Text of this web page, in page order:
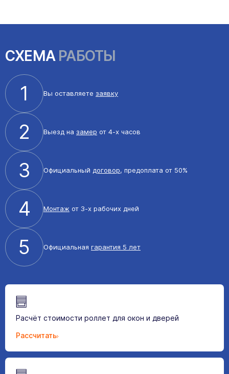
СХЕМА РАБОТЫ
1 Вы оставляете заявку
2 Выезд на замер от 4-х часов
3 Официальный договор, предоплата от 50%
4 Монтаж от 3-х рабочих дней
5 Официальная гарантия 5 лет
Расчёт стоимости роллет для окон и дверей
Рассчитать